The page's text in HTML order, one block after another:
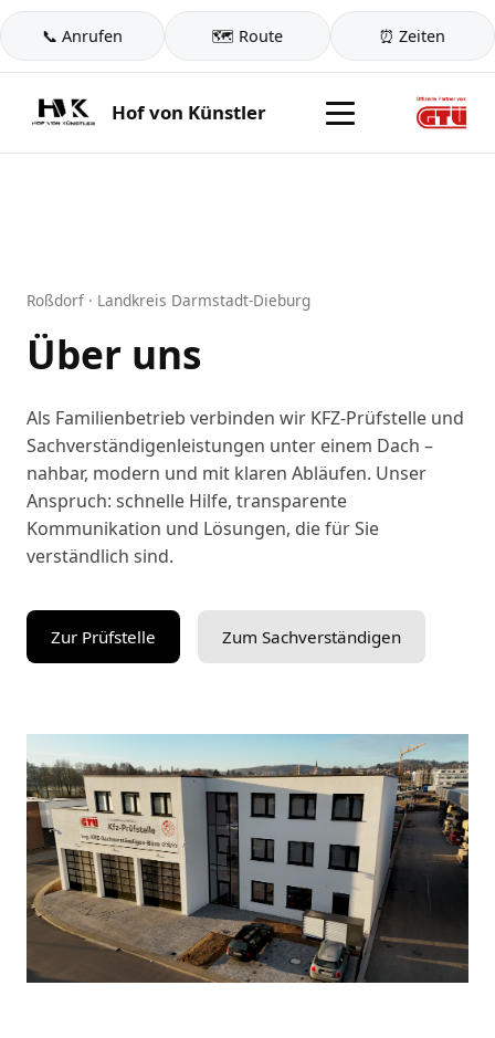
📞 Anrufen 🗺️ Route ⏰ Zeiten
Hof von Künstler
Roßdorf · Landkreis Darmstadt-Dieburg
Über uns
Als Familienbetrieb verbinden wir KFZ-Prüfstelle und
Sachverständigenleistungen unter einem Dach –
nahbar, modern und mit klaren Abläufen. Unser
Anspruch: schnelle Hilfe, transparente
Kommunikation und Lösungen, die für Sie
verständlich sind.
Zur Prüfstelle Zum Sachverständigen